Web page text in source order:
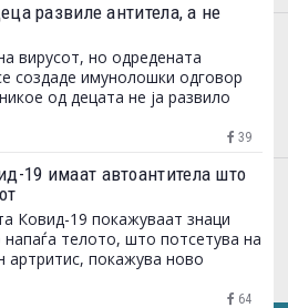
развиле антитела, а не
вирусот, но одредената
создаде имунолошки одговор
од децата не ја развило
39
19 имаат автоантитела што
Ковид-19 покажуваат знаци
телото, што потсетува на
артритис, покажува ново
64